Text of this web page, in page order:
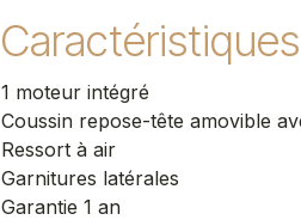
Caractéristiques
1 moteur intégré
Coussin repose-tête amovible
Ressort à air
Garnitures latérales
Garantie 1 an